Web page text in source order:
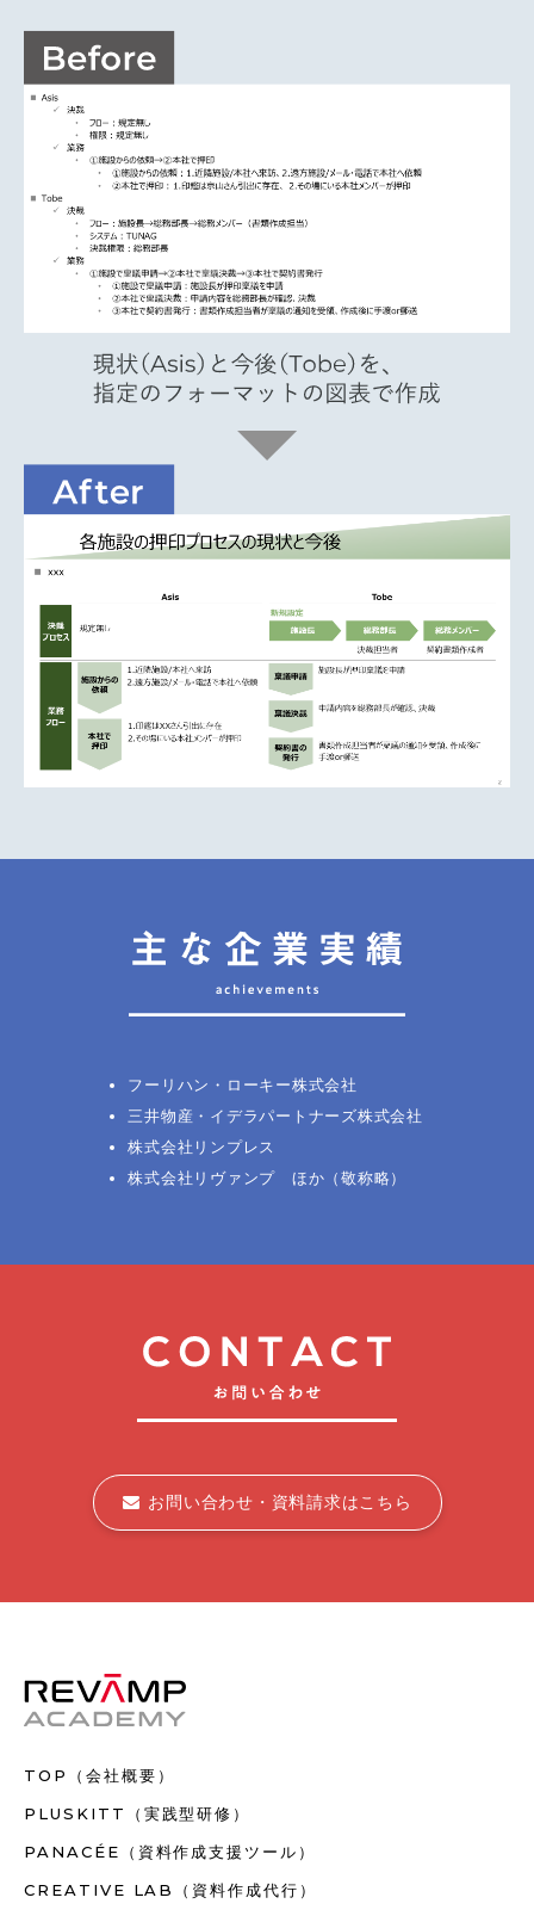
フーリハン・ローキー株式会社
三井物産・イデラパートナーズ株式会社
株式会社リンプレス
株式会社リヴァンプ ほか（敬称略）
お問い合わせ・資料請求はこちら
TOP（会社概要）
PLUSKITT（実践型研修）
PANACÉE（資料作成支援ツール）
CREATIVE LAB（資料作成代行）